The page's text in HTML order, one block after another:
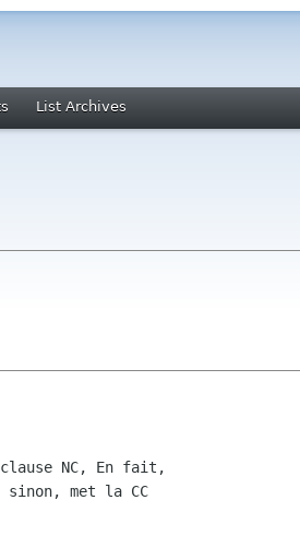
List Archives
NC, En fait,
sinon, met la CC